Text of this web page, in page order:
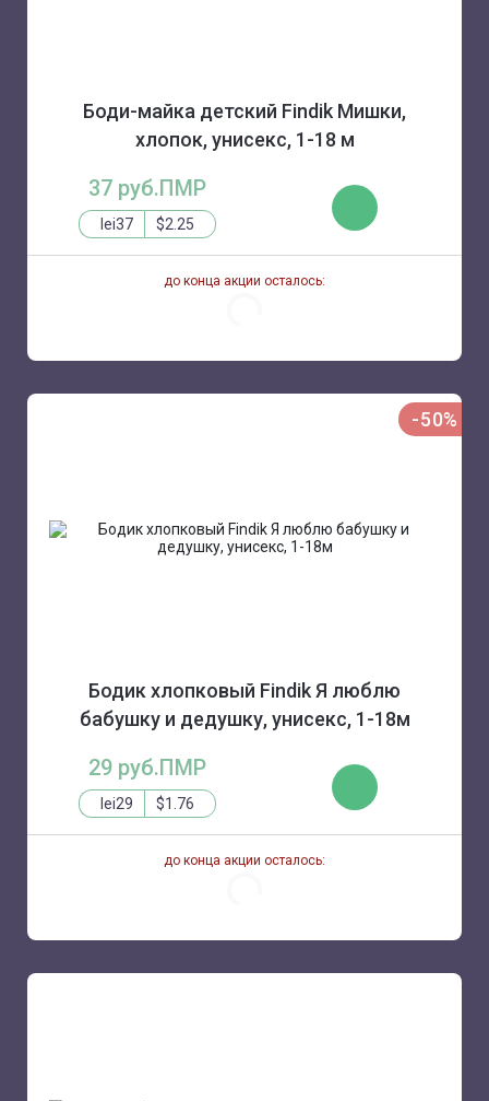
Боди-майка детский Findik Мишки,
хлопок, унисекс, 1-18 м
37 руб.ПМР
lei37 $2.25
до конца акции осталось:
КУПИТЬ
-50%
Бодик хлопковый Findik Я люблю
бабушку и дедушку, унисекс, 1-18м
29 руб.ПМР
lei29 $1.76
до конца акции осталось:
КУПИТЬ